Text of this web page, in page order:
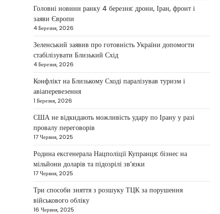
Kolomysheva Anastasiya
17 Червня,
2025
У США не виключають застосування сили проти
Ірану, якщо дипломатичні переговори не
принесуть бажаних результатів.…
Дубай зберігає статус глобального
хабу та приваблює український
бізнес
Taisiya Kovalchuk 5 Березня, 2026
Дубай протягом багатьох років утримує статус
одного з найбільш привабливих міжнародних
центрів для ведення бізнесу…
НОВИНИ
Головні новини ранку 4 березня:
дрони, Іран, фронт і заяви Європи
Taisiya Kovalchuk
Головні новини ранку 4 березня: дрони, Іран, фронт і
заяви Європи
4 Березня, 2026
Зеленський заявив про готовність України допомогти
стабілізувати Близький Схід
4 Березня, 2026
Конфлікт на Близькому Сході паралізував туризм і
авіаперевезення
1 Березня, 2026
США не відкидають можливість удару по Ірану у разі
провалу переговорів
17 Червня, 2025
Родина ексгенерала Нацполіції Купранця: бізнес на
мільйони доларів та підозрілі зв’язки
17 Червня, 2025
Три способи зняття з розшуку ТЦК за порушення
військового обліку
16 Червня, 2025